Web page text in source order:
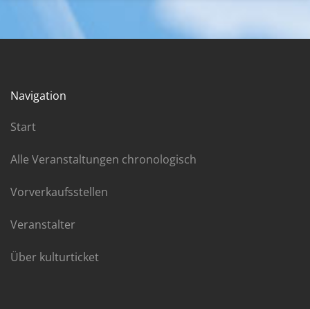
Navigation
Start
Alle Veranstaltungen chronologisch
Vorverkaufsstellen
Veranstalter
Über kulturticket